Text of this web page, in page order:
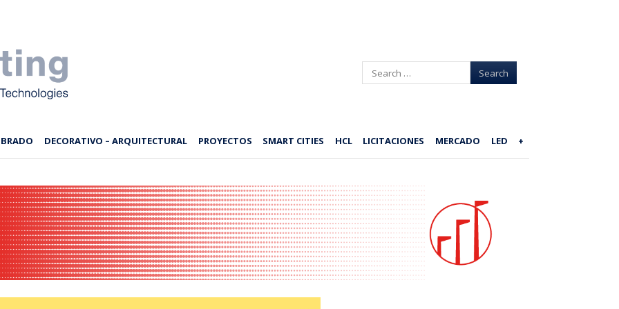
Search
DECORATIVO – ARQUITECTURAL PROYECTOS SMART CITIES HCL LICITACIONES MERCADO LED +